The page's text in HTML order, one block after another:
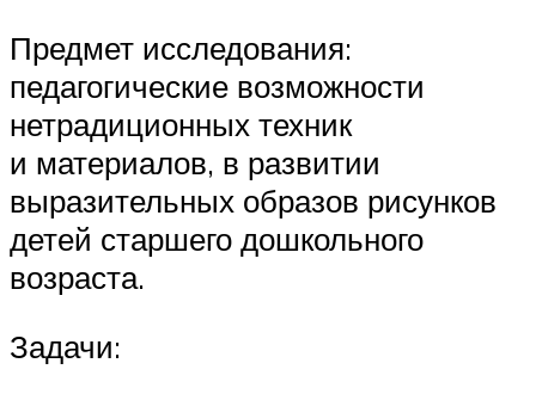
Предмет исследования:
педагогические возможности
нетрадиционных техник
и материалов, в развитии
выразительных образов рисунков
детей старшего дошкольного
возраста.
Задачи: